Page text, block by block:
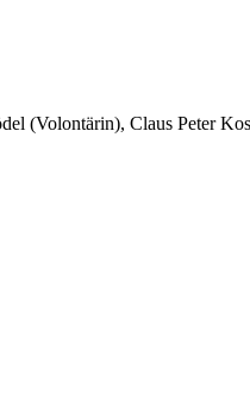
(Volontärin), Claus Peter